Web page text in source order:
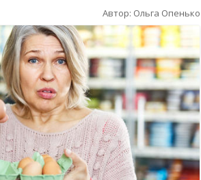
Автор: Ольга Опенько